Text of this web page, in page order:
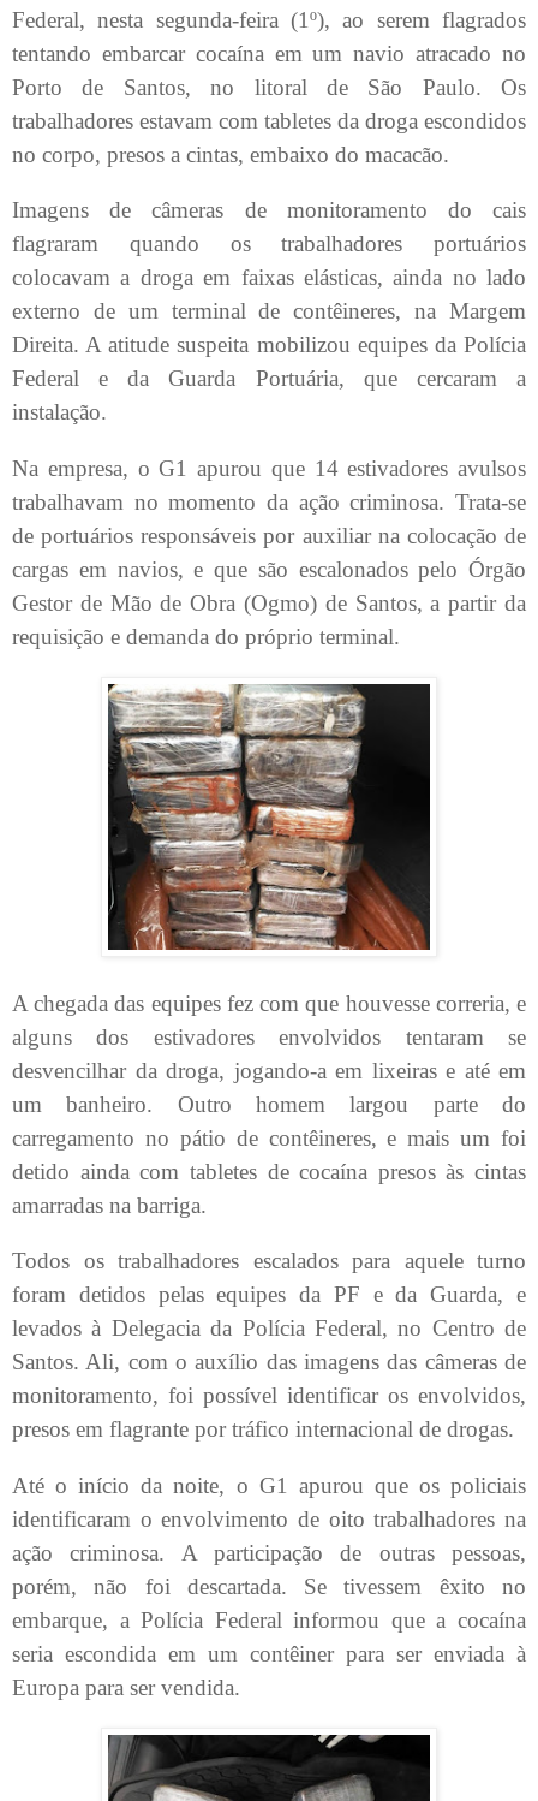
Federal, nesta segunda-feira (1º), ao serem flagrados
tentando embarcar cocaína em um navio atracado no
Porto de Santos, no litoral de São Paulo. Os
trabalhadores estavam com tabletes da droga escondidos
no corpo, presos a cintas, embaixo do macacão.
Imagens de câmeras de monitoramento do cais
flagraram quando os trabalhadores portuários
colocavam a droga em faixas elásticas, ainda no lado
externo de um terminal de contêineres, na Margem
Direita. A atitude suspeita mobilizou equipes da Polícia
Federal e da Guarda Portuária, que cercaram a
instalação.
Na empresa, o G1 apurou que 14 estivadores avulsos
trabalhavam no momento da ação criminosa. Trata-se
de portuários responsáveis por auxiliar na colocação de
cargas em navios, e que são escalonados pelo Órgão
Gestor de Mão de Obra (Ogmo) de Santos, a partir da
requisição e demanda do próprio terminal.
A chegada das equipes fez com que houvesse correria, e
alguns dos estivadores envolvidos tentaram se
desvencilhar da droga, jogando-a em lixeiras e até em
um banheiro. Outro homem largou parte do
carregamento no pátio de contêineres, e mais um foi
detido ainda com tabletes de cocaína presos às cintas
amarradas na barriga.
Todos os trabalhadores escalados para aquele turno
foram detidos pelas equipes da PF e da Guarda, e
levados à Delegacia da Polícia Federal, no Centro de
Santos. Ali, com o auxílio das imagens das câmeras de
monitoramento, foi possível identificar os envolvidos,
presos em flagrante por tráfico internacional de drogas.
Até o início da noite, o G1 apurou que os policiais
identificaram o envolvimento de oito trabalhadores na
ação criminosa. A participação de outras pessoas,
porém, não foi descartada. Se tivessem êxito no
embarque, a Polícia Federal informou que a cocaína
seria escondida em um contêiner para ser enviada à
Europa para ser vendida.